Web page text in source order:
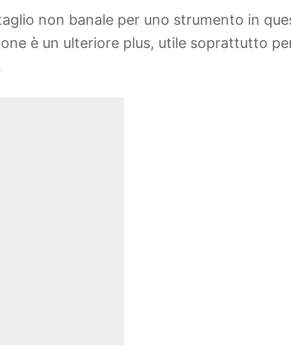
non banale per uno strumento in
è un ulteriore plus, utile soprattutto